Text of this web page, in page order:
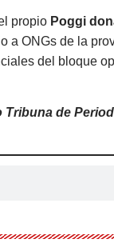
propio Poggi
a ONGs de la
del bloque
Tribuna de